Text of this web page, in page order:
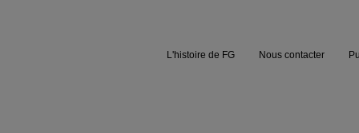
L'histoire de FG Nous contacter